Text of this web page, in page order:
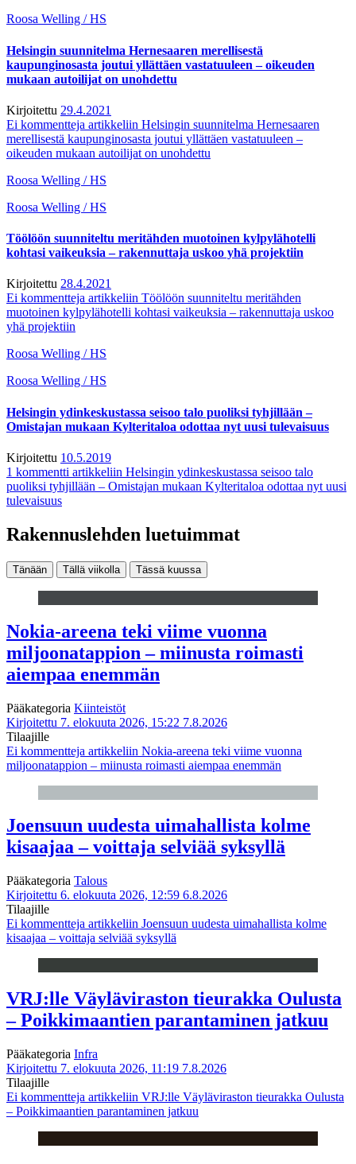
Roosa Welling / HS
Helsingin suunnitelma Hernesaaren merellisestä
kaupunginosasta joutui yllättäen vastatuuleen – oikeuden
mukaan autoilijat on unohdettu
Kirjoitettu 29.4.2021
Ei kommentteja artikkeliin Helsingin suunnitelma Hernesaaren
merellisestä kaupunginosasta joutui yllättäen vastatuuleen –
oikeuden mukaan autoilijat on unohdettu
Roosa Welling / HS
Roosa Welling / HS
Töölöön suunniteltu meritähden muotoinen kylpylähotelli
kohtasi vaikeuksia – rakennuttaja uskoo yhä projektiin
Kirjoitettu 28.4.2021
Ei kommentteja artikkeliin Töölöön suunniteltu meritähden
muotoinen kylpylähotelli kohtasi vaikeuksia – rakennuttaja uskoo
yhä projektiin
Roosa Welling / HS
Roosa Welling / HS
Helsingin ydinkeskustassa seisoo talo puoliksi tyhjillään –
Omistajan mukaan Kylteritaloa odottaa nyt uusi tulevaisuus
Kirjoitettu 10.5.2019
1 kommentti artikkeliin Helsingin ydinkeskustassa seisoo talo
puoliksi tyhjillään – Omistajan mukaan Kylteritaloa odottaa nyt uusi
tulevaisuus
Rakennuslehden luetuimmat
Tänään Tällä viikolla Tässä kuussa
Nokia-areena teki viime vuonna
miljoonatappion – miinusta roimasti
aiempaa enemmän
Pääkategoria Kiinteistöt
Kirjoitettu 7. elokuuta 2026, 15:22 7.8.2026
Tilaajille
Ei kommentteja artikkeliin Nokia-areena teki viime vuonna
miljoonatappion – miinusta roimasti aiempaa enemmän
Joensuun uudesta uimahallista kolme
kisaajaa – voittaja selviää syksyllä
Pääkategoria Talous
Kirjoitettu 6. elokuuta 2026, 12:59 6.8.2026
Tilaajille
Ei kommentteja artikkeliin Joensuun uudesta uimahallista kolme
kisaajaa – voittaja selviää syksyllä
VRJ:lle Väyläviraston tieurakka Oulusta
– Poikkimaantien parantaminen jatkuu
Pääkategoria Infra
Kirjoitettu 7. elokuuta 2026, 11:19 7.8.2026
Tilaajille
Ei kommentteja artikkeliin VRJ:lle Väyläviraston tieurakka Oulusta
– Poikkimaantien parantaminen jatkuu